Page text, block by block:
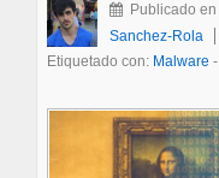
Publicado en
Sanchez-Rola
Etiquetado con: Malware -